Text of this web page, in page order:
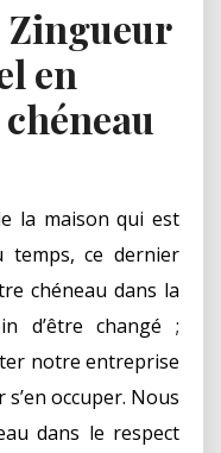
Zingueur
en
la maison qui est
ce dernier
chéneau dans la
d’être changé ;
notre entreprise
occuper. Nous
dans le respect